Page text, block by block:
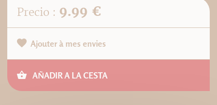
Precio : 9.99 €
Ajouter à mes envies
AÑADIR A LA CESTA